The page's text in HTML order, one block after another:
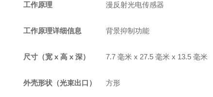
工作原理 漫反射光电传感器
工作原理详细信息 背景抑制功能
尺寸（宽 x 高 x 深） 7.7 毫米 x 27.5 毫米 x 13.5 毫米
外壳形状（光束出口） 方形